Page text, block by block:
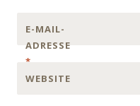
E-MAIL-
ADRESSE
*
WEBSITE